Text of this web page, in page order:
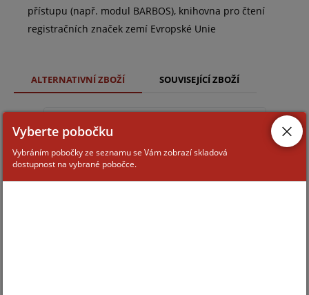
přístupu (např. modul BARBOS), knihovna pro čtení
registračních značek zemí Evropské Unie
ALTERNATIVNÍ ZBOŽÍ SOUVISEJÍCÍ ZBOŽÍ
NUMBEROK LITE 1 EU
Vyberte pobočku
Vybráním pobočky ze seznamu se Vám zobrazí skladová
dostupnost na vybrané pobočce.